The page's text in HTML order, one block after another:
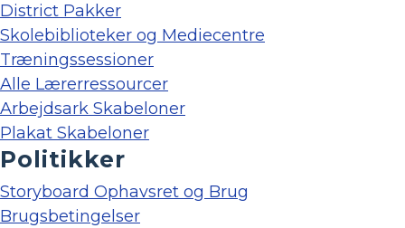
District Pakker
Skolebiblioteker og Mediecentre
Træningssessioner
Alle Lærerressourcer
Arbejdsark Skabeloner
Plakat Skabeloner
Politikker
Storyboard Ophavsret og Brug
Brugsbetingelser